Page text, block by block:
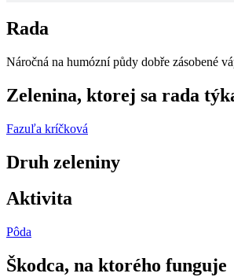
Rada
Náročná na humózní půdy dobře zásobené
Zelenina, ktorej sa rada
Fazuľa kríčková
Druh zeleniny
Aktivita
Pôda
Škodca, na ktorého funguje